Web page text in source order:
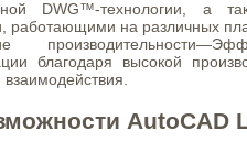
DWG™-технологии, а
работающими на различных
благодаря высокой
взаимодействия.
AutoCAD